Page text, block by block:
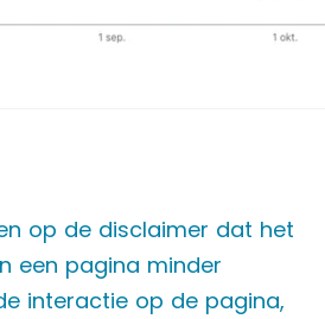
op de disclaimer dat het
een pagina minder
interactie op de pagina,